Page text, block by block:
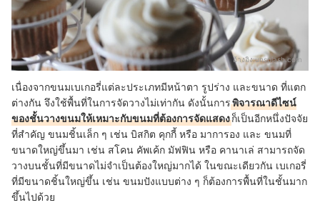
อ้างอิง:unsplash.com
เนื่องจากขนมเบเกอรี่แต่ละประเภทมีหน้าตา รูปร่าง และขนาด ที่แตก
ต่างกัน จึงใช้พื้นที่ในการจัดวางไม่เท่ากัน ดังนั้นการพิจารณาดีไซน์
ของชั้นวางขนมให้เหมาะกับขนมที่ต้องการจัดแสดงก็เป็นอีกหนึ่งปัจจัย
ที่สำคัญ ขนมชิ้นเล็ก ๆ เช่น บิสกิต คุกกี้ หรือ มาการอง และ ขนมที่
ขนาดใหญ่ขึ้นมา เช่น สโคน คัพเค้ก มัฟฟิน หรือ คานาเล่ สามารถจัด
วางบนชั้นที่มีขนาดไม่จำเป็นต้องใหญ่มากได้ ในขณะเดียวกัน เบเกอรี่
ที่มีขนาดชิ้นใหญ่ขึ้น เช่น ขนมปังแบบต่าง ๆ ก็ต้องการพื้นที่ในชั้นมาก
ขึ้นไปด้วย